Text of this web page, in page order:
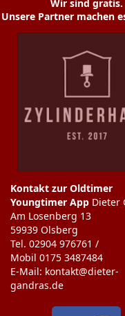
Wir sind gratis.
Unsere Partner machen
Kontakt zur Oldtimer
Youngtimer App Dieter
Am Losenberg 13
59939 Olsberg
Tel. 02904 976761 /
Mobil 0175 3487484
E-Mail: kontakt@dieter-
gandras.de